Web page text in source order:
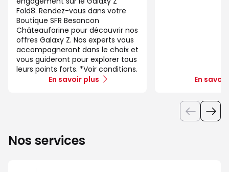
Fold8. Rendez-vous dans votre
Boutique SFR Besancon
Châteaufarine pour découvrir nos
offres Galaxy Z. Nos experts vous
accompagneront dans le choix et
vous guideront pour explorer tous
leurs points forts. *Voir conditions.
En savoir plus
En
Nos services